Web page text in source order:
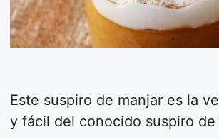
Este suspiro de manjar es la
y fácil del conocido suspiro de